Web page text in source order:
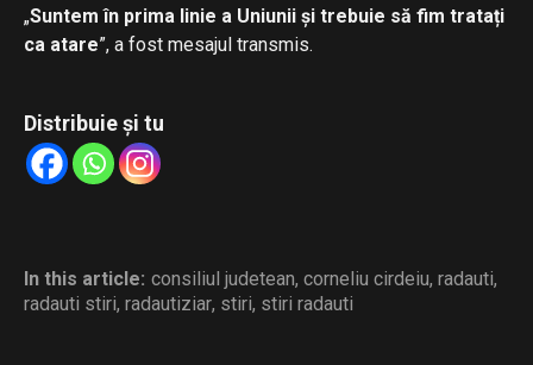
„Suntem în prima linie a Uniunii și trebuie să fim tratați
ca atare”, a fost mesajul transmis.
Distribuie și tu
In this article: consiliul judetean, corneliu cirdeiu, radauti,
radauti stiri, radautiziar, stiri, stiri radauti